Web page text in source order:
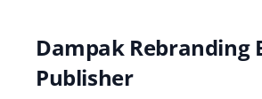
Dampak Rebranding
Publisher